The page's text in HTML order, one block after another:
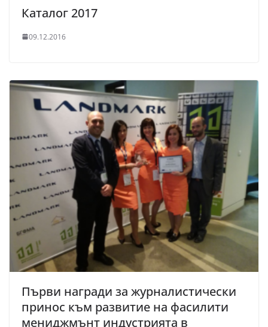
Каталог 2017
09.12.2016
Първи награди за журналистически
принос към развитие на фасилити
мениджмънт индустрията в